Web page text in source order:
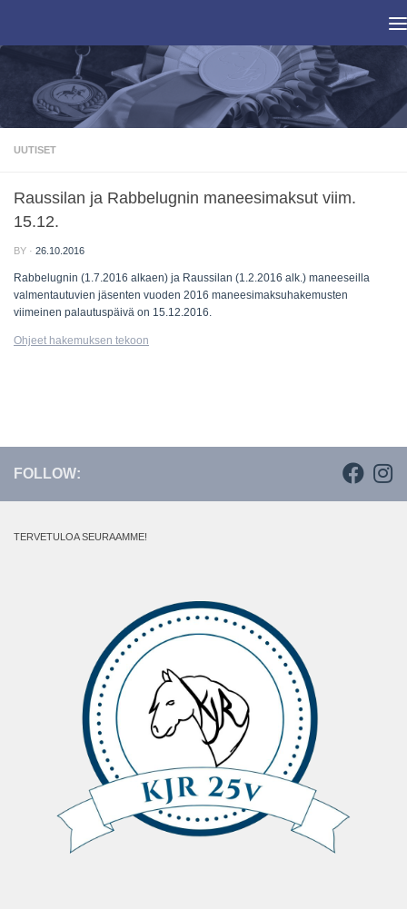
UUTISET
Raussilan ja Rabbelugnin maneesimaksut viim.
15.12.
BY · 26.10.2016
Rabbelugnin (1.7.2016 alkaen) ja Raussilan (1.2.2016 alk.) maneeseilla
valmentautuvien jäsenten vuoden 2016 maneesimaksuhakemusten
viimeinen palautuspäivä on 15.12.2016.
Ohjeet hakemuksen tekoon
FOLLOW:
TERVETULOA SEURAAMME!